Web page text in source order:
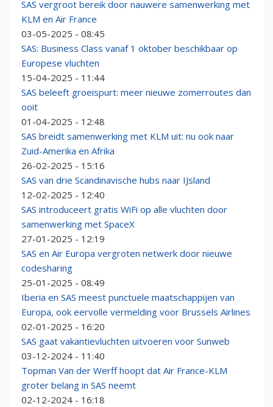
SAS vergroot bereik door nauwere samenwerking met
KLM en Air France
03-05-2025 - 08:45
SAS: Business Class vanaf 1 oktober beschikbaar op
Europese vluchten
15-04-2025 - 11:44
SAS beleeft groeispurt: meer nieuwe zomerroutes dan
ooit
01-04-2025 - 12:48
SAS breidt samenwerking met KLM uit: nu ook naar
Zuid-Amerika en Afrika
26-02-2025 - 15:16
SAS van drie Scandinavische hubs naar IJsland
12-02-2025 - 12:40
SAS introduceert gratis WiFi op alle vluchten door
samenwerking met SpaceX
27-01-2025 - 12:19
SAS en Air Europa vergroten netwerk door nieuwe
codesharing
25-01-2025 - 08:49
Iberia en SAS meest punctuele maatschappijen van
Europa, ook eervolle vermelding voor Brussels Airlines
02-01-2025 - 16:20
SAS gaat vakantievluchten uitvoeren voor Sunweb
03-12-2024 - 11:40
Topman Van der Werff hoopt dat Air France-KLM
groter belang in SAS neemt
02-12-2024 - 16:18